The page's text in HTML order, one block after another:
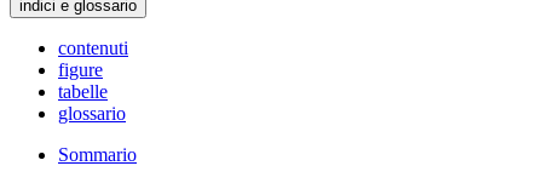
indici e glossario
contenuti
figure
tabelle
glossario
Sommario